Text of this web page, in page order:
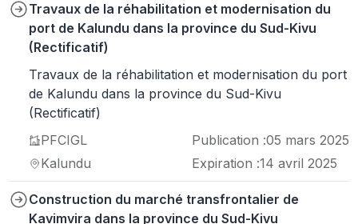
Travaux de la réhabilitation et modernisation du
port de Kalundu dans la province du Sud-Kivu
(Rectificatif)
Travaux de la réhabilitation et modernisation du port
de Kalundu dans la province du Sud-Kivu
(Rectificatif)
PFCIGL
Kalundu
Publication :05 mars 2025
Expiration :14 avril 2025
Construction du marché transfrontalier de
Kavimvira dans la province du Sud-Kivu